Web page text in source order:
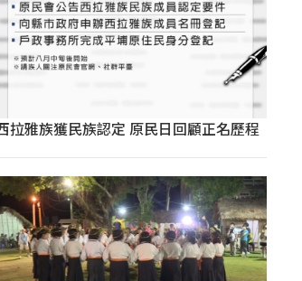
拉雅族獲民族認定 原民日回顧正名歷程